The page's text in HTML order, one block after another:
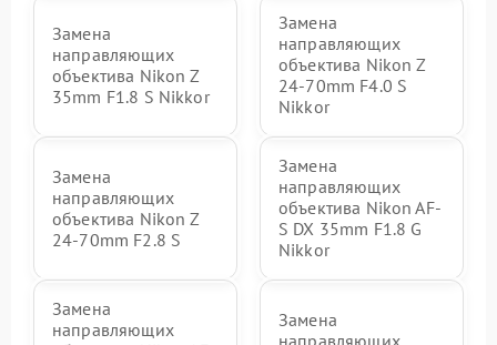
Замена
направляющих
объектива Nikon Z
35mm F1.8 S Nikkor
Замена
направляющих
объектива Nikon Z
24-70mm F4.0 S
Nikkor
Замена
направляющих
объектива Nikon Z
24-70mm F2.8 S
Замена
направляющих
объектива Nikon AF-
S DX 35mm F1.8 G
Nikkor
Замена
направляющих
Замена
направляющих